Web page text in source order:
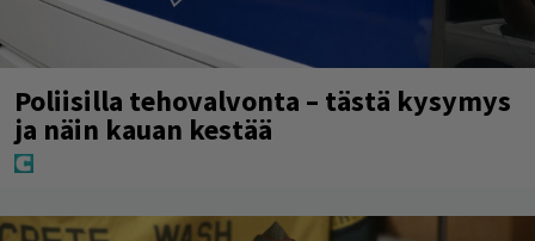
Poliisilla tehovalvonta – tästä kysymys
ja näin kauan kestää